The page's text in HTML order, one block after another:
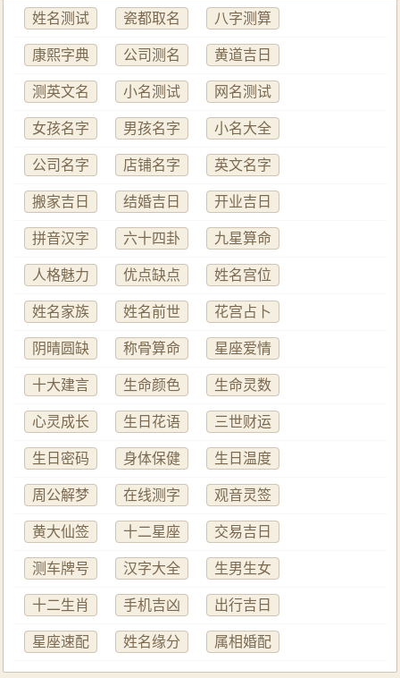
姓名测试 瓷都取名 八字测算
康熙字典 公司测名 黄道吉日
测英文名 小名测试 网名测试
女孩名字 男孩名字 小名大全
公司名字 店铺名字 英文名字
搬家吉日 结婚吉日 开业吉日
拼音汉字 六十四卦 九星算命
人格魅力 优点缺点 姓名宫位
姓名家族 姓名前世 花宫占卜
阴晴圆缺 称骨算命 星座爱情
十大建言 生命颜色 生命灵数
心灵成长 生日花语 三世财运
生日密码 身体保健 生日温度
周公解梦 在线测字 观音灵签
黄大仙签 十二星座 交易吉日
测车牌号 汉字大全 生男生女
十二生肖 手机吉凶 出行吉日
星座速配 姓名缘分 属相婚配